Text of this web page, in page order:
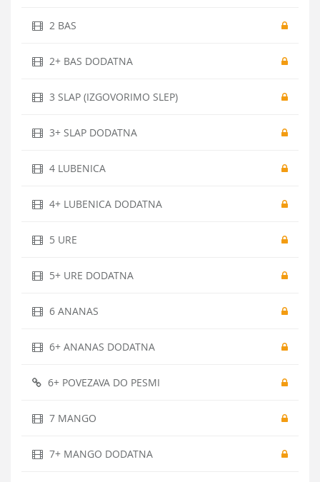
2 BAS
2+ BAS DODATNA
3 SLAP (IZGOVORIMO SLEP)
3+ SLAP DODATNA
4 LUBENICA
4+ LUBENICA DODATNA
5 URE
5+ URE DODATNA
6 ANANAS
6+ ANANAS DODATNA
6+ POVEZAVA DO PESMI
7 MANGO
7+ MANGO DODATNA